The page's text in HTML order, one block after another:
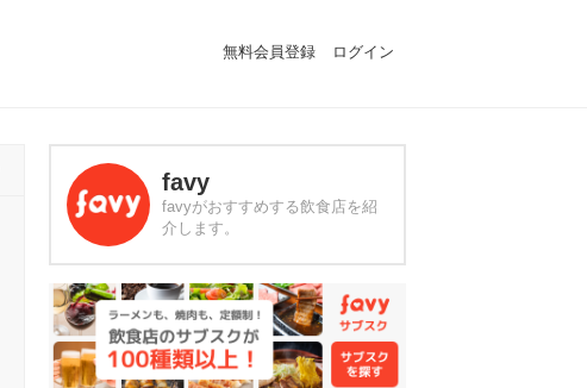
無料会員登録 ログイン
favy
favyがおすすめする飲食店を紹
介します。